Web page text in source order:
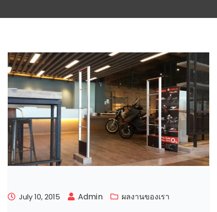
July 10, 2015 Admin
ผลงานของเรา